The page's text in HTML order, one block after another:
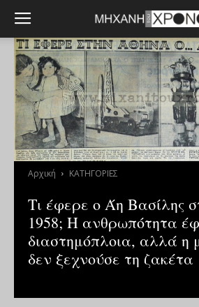
Αρχική ΚΑΤΗΓΟΡΙΕΣ
Τι έφερε ο Άη Βασίλης
1958; Η ανθρωπότητα
διαστημόπλοια, αλλά η
δεν ξεχνούσε τη ζακέτα